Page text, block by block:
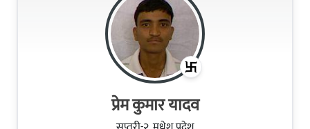
प्रेम कुमार यादव